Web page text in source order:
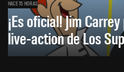
HACE 15 HORAS
¡Es oficial! Jim
live-action de Los